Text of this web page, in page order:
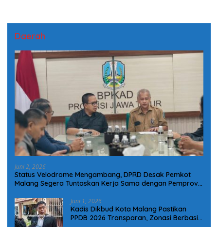
Daerah
Juni 2, 2026
Status Velodrome Mengambang, DPRD Desak Pemkot
Malang Segera Tuntaskan Kerja Sama dengan Pemprov
Juni 1, 2026
Kadis Dikbud Kota Malang Pastikan
PPDB 2026 Transparan, Zonasi Berbasis